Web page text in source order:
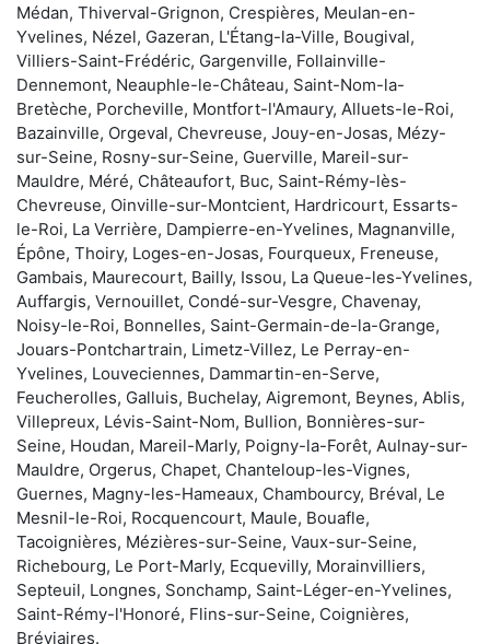
Médan, Thiverval-Grignon, Crespières, Meulan-en-
Yvelines, Nézel, Gazeran, L'Étang-la-Ville, Bougival,
Villiers-Saint-Frédéric, Gargenville, Follainville-
Dennemont, Neauphle-le-Château, Saint-Nom-la-
Bretèche, Porcheville, Montfort-l'Amaury, Alluets-le-Roi,
Bazainville, Orgeval, Chevreuse, Jouy-en-Josas, Mézy-
sur-Seine, Rosny-sur-Seine, Guerville, Mareil-sur-
Mauldre, Méré, Châteaufort, Buc, Saint-Rémy-lès-
Chevreuse, Oinville-sur-Montcient, Hardricourt, Essarts-
le-Roi, La Verrière, Dampierre-en-Yvelines, Magnanville,
Épône, Thoiry, Loges-en-Josas, Fourqueux, Freneuse,
Gambais, Maurecourt, Bailly, Issou, La Queue-les-Yvelines,
Auffargis, Vernouillet, Condé-sur-Vesgre, Chavenay,
Noisy-le-Roi, Bonnelles, Saint-Germain-de-la-Grange,
Jouars-Pontchartrain, Limetz-Villez, Le Perray-en-
Yvelines, Louveciennes, Dammartin-en-Serve,
Feucherolles, Galluis, Buchelay, Aigremont, Beynes, Ablis,
Villepreux, Lévis-Saint-Nom, Bullion, Bonnières-sur-
Seine, Houdan, Mareil-Marly, Poigny-la-Forêt, Aulnay-sur-
Mauldre, Orgerus, Chapet, Chanteloup-les-Vignes,
Guernes, Magny-les-Hameaux, Chambourcy, Bréval, Le
Mesnil-le-Roi, Rocquencourt, Maule, Bouafle,
Tacoignières, Mézières-sur-Seine, Vaux-sur-Seine,
Richebourg, Le Port-Marly, Ecquevilly, Morainvilliers,
Septeuil, Longnes, Sonchamp, Saint-Léger-en-Yvelines,
Saint-Rémy-l'Honoré, Flins-sur-Seine, Coignières,
Bréviaires.